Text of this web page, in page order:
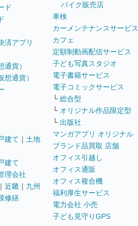
ド
済アプリ
通貨）
想通貨）
建て ｜ 土地
建て
理会社
｜ 近畿 ｜ 九州
修繕
バイク販売店
車検
カーメンテナンスサービス
カフェ
定額制動画配信サービス
子ども写真スタジオ
電子書籍サービス
電子コミックサービス
└ 総合型
└ オリジナル作品限定型
└ 出版社
マンガアプリ オリジナル
ブランド品買取 店舗
オフィス引越し
オフィス通販
オフィス複合機
福利厚生サービス
電力会社 小売
子ども見守りGPS